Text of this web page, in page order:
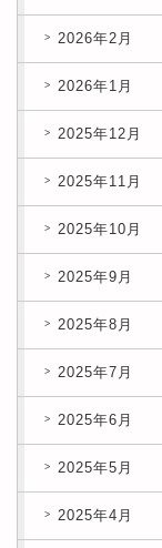
2026年2月
2026年1月
2025年12月
2025年11月
2025年10月
2025年9月
2025年8月
2025年7月
2025年6月
2025年5月
2025年4月